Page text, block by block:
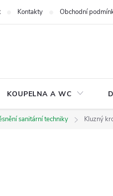
Kontakty Obchodní
KOUPELNA A WC
sanitární techniky Kluzný